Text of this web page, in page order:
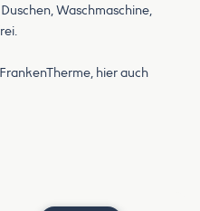
Waschmaschine,
hier auch